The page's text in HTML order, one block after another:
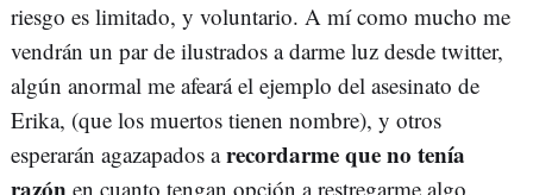
riesgo es limitado, y voluntario. A mí como mucho me
vendrán un par de ilustrados a darme luz desde twitter,
algún anormal me afeará el ejemplo del asesinato de
Erika, (que los muertos tienen nombre), y otros
esperarán agazapados arecordarme que no tenía
en cuanto tengan opción a restregarme algo.